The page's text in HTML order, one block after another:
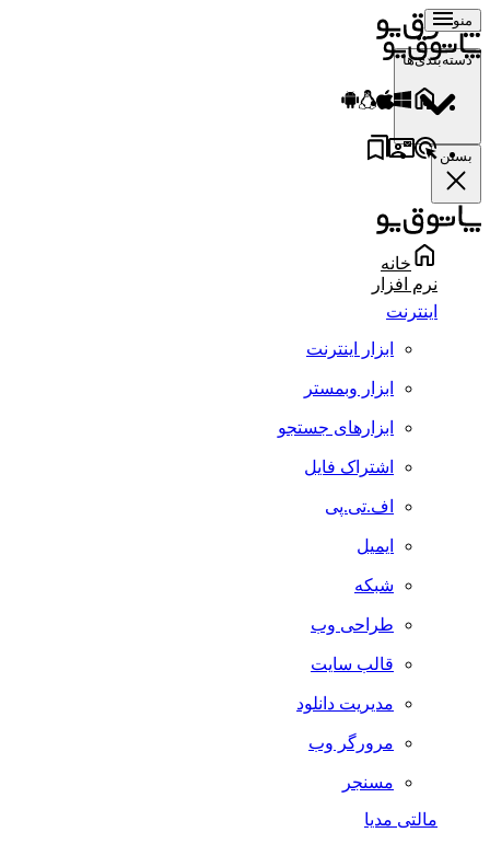
منو
دسته‌بندی‌ها
بستن
خانه
نرم افزار
اینترنت
ابزار اینترنت
ابزار وبمستر
ابزارهای جستجو
اشتراک فایل
اف.تی.پی
ایمیل
شبکه
طراحی وب
قالب سایت
مدیریت دانلود
مرورگر وب
مسنجر
مالتی مدیا